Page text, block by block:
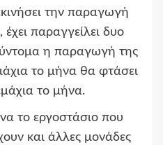
την παραγωγή
παραγγείλει δυο
η παραγωγή της
το μήνα θα φτάσει
το μήνα.
το εργοστάσιο που
και άλλες μονάδες